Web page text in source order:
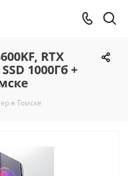
RTX
1000Гб +
в Томске